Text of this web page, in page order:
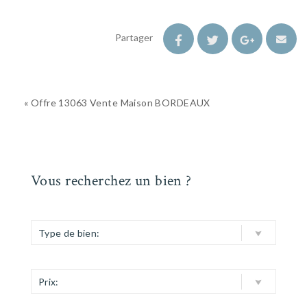
Partager
« Offre 13063 Vente Maison BORDEAUX
Vous recherchez un bien ?
Type de bien:
Prix: